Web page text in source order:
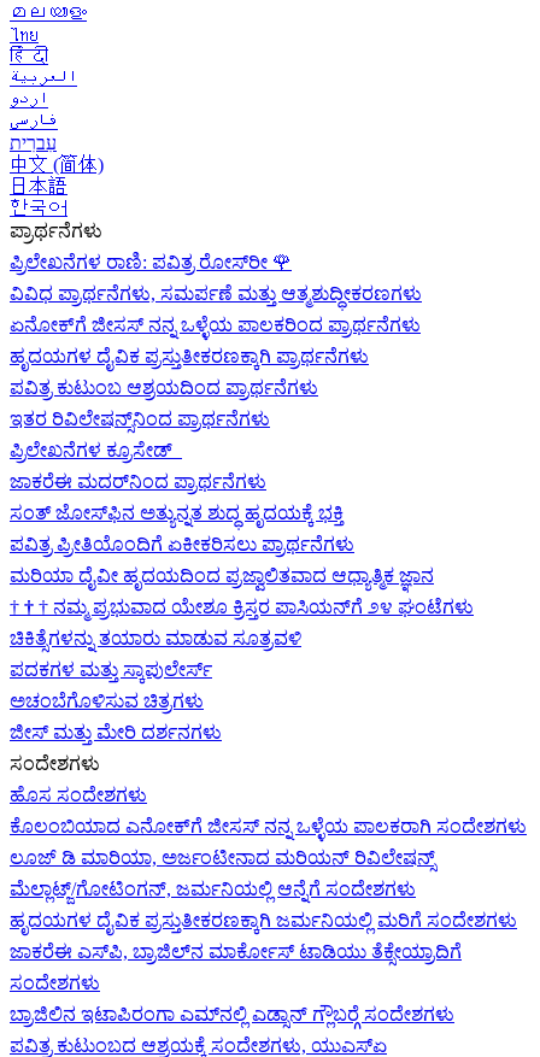
മലയാളം
ไทย
हिंदी
العربية
اردو
فارسی
עִברִית
中文 (简体)
日本語
한국어
ಪ್ರಾರ್ಥನೆಗಳು
ಪ್ರಿಲೇಖನೆಗಳ ರಾಣಿ: ಪವಿತ್ರ ರೋಸ್‌ರೀ 🌹
ವಿವಿಧ ಪ್ರಾರ್ಥನೆಗಳು, ಸಮರ್ಪಣೆ ಮತ್ತು ಆತ್ಮಶುದ್ಧೀಕರಣಗಳು
ಏನೋಕ್‍ಗೆ ಜೀಸಸ್ ನನ್ನ ಒಳ್ಳೆಯ ಪಾಲಕರಿಂದ ಪ್ರಾರ್ಥನೆಗಳು
ಹೃದಯಗಳ ದೈವಿಕ ಪ್ರಸ್ತುತೀಕರಣಕ್ಕಾಗಿ ಪ್ರಾರ್ಥನೆಗಳು
ಪವಿತ್ರ ಕುಟುಂಬ ಆಶ್ರಯದಿಂದ ಪ್ರಾರ್ಥನೆಗಳು
ಇತರ ರಿವಿಲೇಷನ್ಸ್‌ನಿಂದ ಪ್ರಾರ್ಥನೆಗಳು
ಪ್ರಿಲೇಖನೆಗಳ ಕ್ರೂಸೇಡ್
ಜಾಕರೆಈ ಮದರ್‌ನಿಂದ ಪ್ರಾರ್ಥನೆಗಳು
ಸಂತ್ ಜೋಸ್‌ಫಿನ ಅತ್ಯುನ್ನತ ಶುದ್ಧ ಹೃದಯಕ್ಕೆ ಭಕ್ತಿ
ಪವಿತ್ರ ಪ್ರೀತಿಯೊಂದಿಗೆ ಏಕೀಕರಿಸಲು ಪ್ರಾರ್ಥನೆಗಳು
ಮರಿಯಾ ದೈವೀ ಹೃದಯದಿಂದ ಪ್ರಜ್ವಾಲಿತವಾದ ಆಧ್ಯಾತ್ಮಿಕ ಜ್ಞಾನ
† † † ನಮ್ಮ ಪ್ರಭುವಾದ ಯೇಶೂ ಕ್ರಿಸ್ತರ ಪಾಸಿಯನ್‌ಗೆ ೨೪ ಘಂಟೆಗಳು
ಚಿಕಿತ್ಸೆಗಳನ್ನು ತಯಾರು ಮಾಡುವ ಸೂತ್ರವಳಿ
ಪದಕಗಳ ಮತ್ತು ಸ್ಕಾಪುಲೇರ್ಸ್
ಅಚಂಬೆಗೊಳಿಸುವ ಚಿತ್ರಗಳು
ಜೀಸ್‌ ಮತ್ತು ಮೇರಿ ದರ್ಶನಗಳು
ಸಂದೇಶಗಳು
ಹೊಸ ಸಂದೇಶಗಳು
ಕೊಲಂಬಿಯಾದ ಎನೋಕ್‍ಗೆ ಜೀಸಸ್ ನನ್ನ ಒಳ್ಳೆಯ ಪಾಲಕರಾಗಿ ಸಂದೇಶಗಳು
ಲೂಜ್ ಡಿ ಮಾರಿಯಾ, ಅರ್ಜಂಟೀನಾದ ಮರಿಯನ್ ರಿವಿಲೇಷನ್ಸ್
ಮೆಲ್ಲಾಟ್ಜ್/ಗೋಟಿಂಗನ್, ಜರ್ಮನಿಯಲ್ಲಿ ಆನ್ನೆಗೆ ಸಂದೇಶಗಳು
ಹೃದಯಗಳ ದೈವಿಕ ಪ್ರಸ್ತುತೀಕರಣಕ್ಕಾಗಿ ಜರ್ಮನಿಯಲ್ಲಿ ಮರಿಗೆ ಸಂದೇಶಗಳು
ಜಾಕರೆಈ ಎಸ್‌ಪಿ, ಬ್ರಾಜಿಲ್‌ನ ಮಾರ್ಕೋಸ್ ಟಾಡಿಯು ತೆಕ್ಸೇಯ್ರಾದಿಗೆ
ಸಂದೇಶಗಳು
ಬ್ರಾಜಿಲಿನ ಇಟಾಪಿರಂಗಾ ಎಮ್‌ನಲ್ಲಿ ಎಡ್ಸಾನ್ ಗ್ಲೌಬರ್‍ಗೆ ಸಂದೇಶಗಳು
ಪವಿತ್ರ ಕುಟುಂಬದ ಆಶ್ರಯಕ್ಕೆ ಸಂದೇಶಗಳು, ಯುಎಸ್‌ಏ